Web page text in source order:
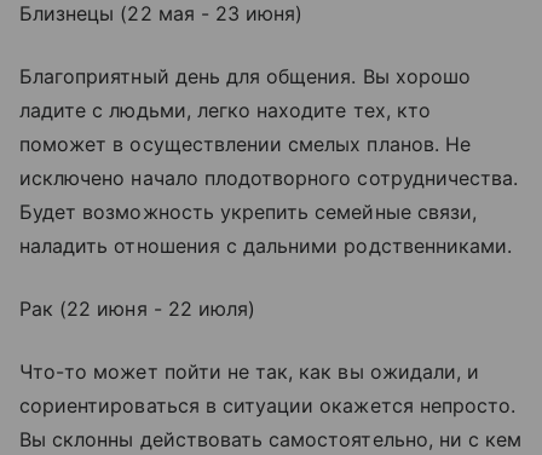
Близнецы (22 мая - 23 июня)
Благоприятный день для общения. Вы хорошо
ладите с людьми, легко находите тех, кто
поможет в осуществлении смелых планов. Не
исключено начало плодотворного сотрудничества.
Будет возможность укрепить семейные связи,
наладить отношения с дальними родственниками.
Рак (22 июня - 22 июля)
Что-то может пойти не так, как вы ожидали, и
сориентироваться в ситуации окажется непросто.
Вы склонны действовать самостоятельно, ни с кем